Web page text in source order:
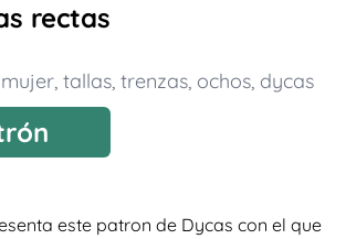
rectas
mujer, tallas, trenzas, ochos, dycas
este patron de Dycas con el que